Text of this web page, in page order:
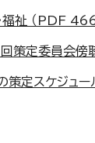
祉 （PDF
定委員会傍
定スケジュー